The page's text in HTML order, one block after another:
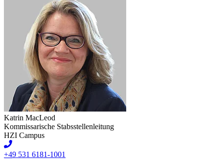
Katrin MacLeod
Kommissarische Stabsstellenleitung
HZI Campus
+49 531 6181-1001